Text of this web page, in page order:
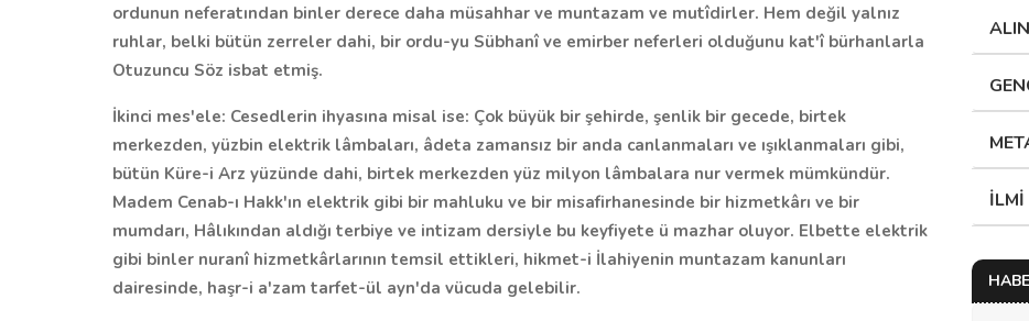
ordunun neferatından binler derece daha müsahhar ve muntazam ve mutîdirler. Hem değil yalnız
ruhlar, belki bütün zerreler dahi, bir ordu-yu Sübhanî ve emirber neferleri olduğunu kat'î bürhanlarla
Otuzuncu Söz isbat etmiş.
İkinci mes'ele: Cesedlerin ihyasına misal ise: Çok büyük bir şehirde, şenlik bir gecede, birtek
merkezden, yüzbin elektrik lâmbaları, âdeta zamansız bir anda canlanmaları ve ışıklanmaları gibi,
bütün Küre-i Arz yüzünde dahi, birtek merkezden yüz milyon lâmbalara nur vermek mümkündür.
Madem Cenab-ı Hakk'ın elektrik gibi bir mahluku ve bir misafirhanesinde bir hizmetkârı ve bir
mumdarı, Hâlıkından aldığı terbiye ve intizam dersiyle bu keyfiyete ü mazhar oluyor. Elbette elektrik
gibi binler nuranî hizmetkârlarının temsil ettikleri, hikmet-i İlahiyenin muntazam kanunları
dairesinde, haşr-i a'zam tarfet-ül ayn'da vücuda gelebilir.
İLMİ